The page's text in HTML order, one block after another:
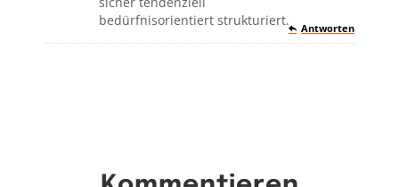
bedürfnisorientiert strukturiert.
Antworten